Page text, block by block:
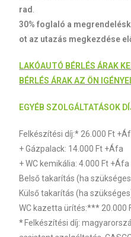
rad
30% foglaló a
ot az utazás megkezdése
LAKÓAUTÓ BÉRLÉS ÁRAK
BÉRLÉS ÁRAK AZ ÖN
EGYÉB SZOLGÁLTATÁSOK
Felkészítési díj:* 26.000 Ft
+ Gázpalack: 14.000 Ft +Áfa
+ WC kemikália: 4.000 Ft +Áfa
Belső takarítás (ha
Külső takarítás (ha
WC kazetta ürítés:*** 20.000
*Felkészítési díj: